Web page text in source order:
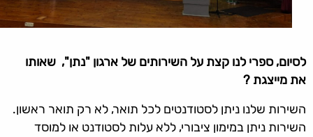
לסיום, ספרי לנו קצת על השירותים של ארגון "נתן", שאותו
את מייצגת ?
השירות שלנו ניתן לסטודנטים לכל תואר, לא רק תואר ראשון.
השירות ניתן במימון ציבורי, ללא עלות לסטודנט או למוסד